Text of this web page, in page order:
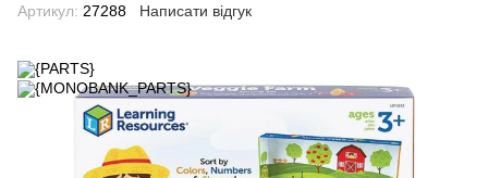
Артикул: 27288 Написати відгук